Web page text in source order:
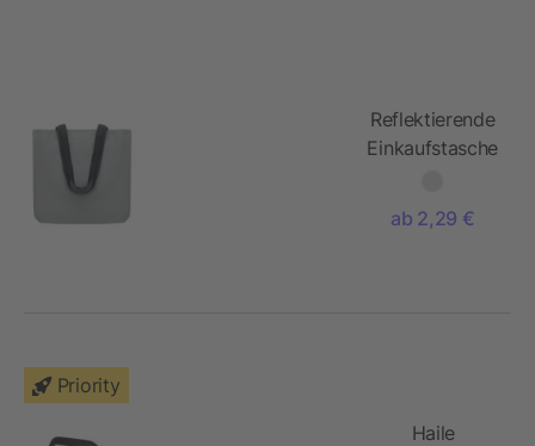
Reflektierende
Einkaufstasche
ab 2,29 €
Priority
Haile